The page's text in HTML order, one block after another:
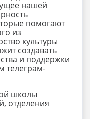
нашей
помогают
из
культуры
создавать
и поддержки
телеграм-
школы
отделения